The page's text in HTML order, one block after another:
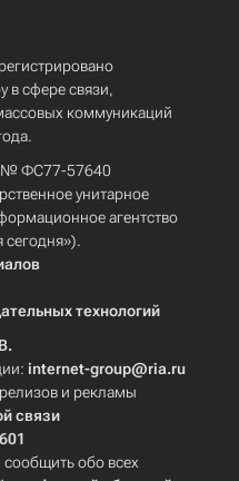
в сфере связи,
коммуникаций
№ ФС77-57640
унитарное
агентство
технологий
internet-group@ria.ru
и рекламы
связи
сообщить обо всех